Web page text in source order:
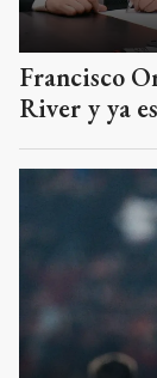
Francisco
River y ya